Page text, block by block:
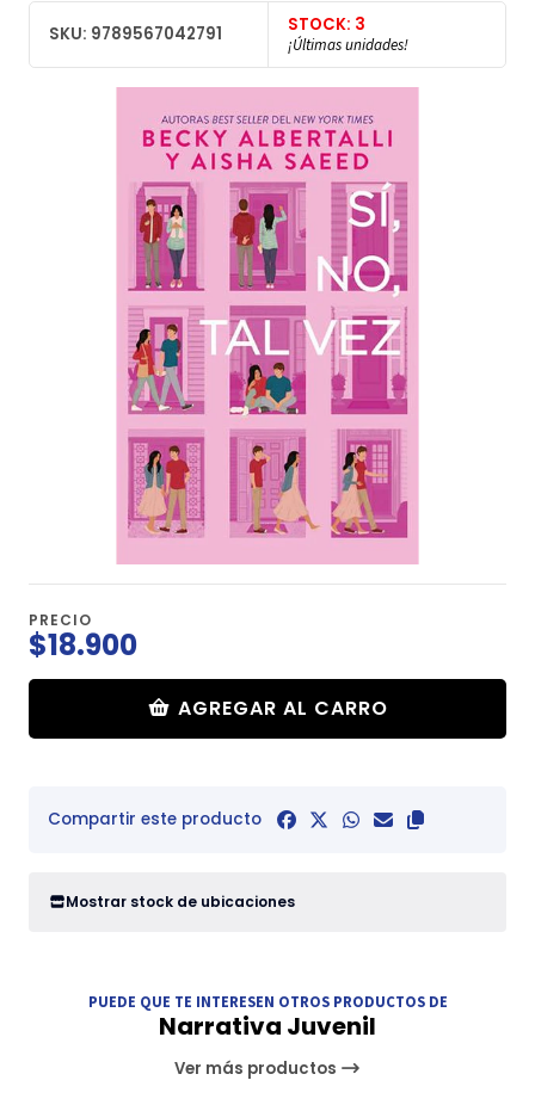
SKU: 9789567042791 STOCK: 3
¡Últimas unidades!
PRECIO
$18.900
AGREGAR AL CARRO
Compartir este producto
Mostrar stock de ubicaciones
PUEDE QUE TE INTERESEN OTROS PRODUCTOS DE
Narrativa Juvenil
Ver más productos